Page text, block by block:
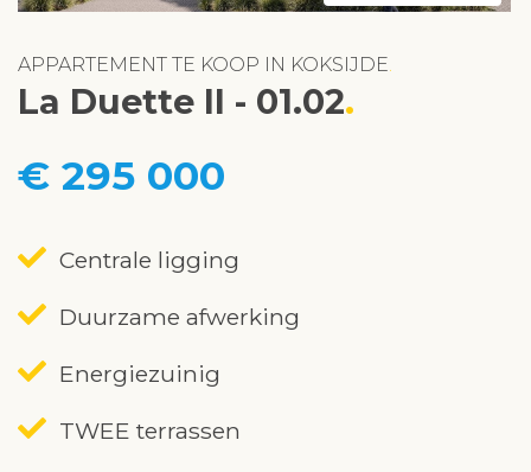
APPARTEMENT TE KOOP IN KOKSIJDE
La Duette II - 01.02
€ 295 000
Centrale ligging
Duurzame afwerking
Energiezuinig
TWEE terrassen